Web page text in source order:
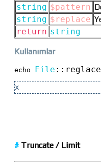
string $pattern
string $replace
return string
Kullanımlar
echo File ::
x
# Truncate / Limit